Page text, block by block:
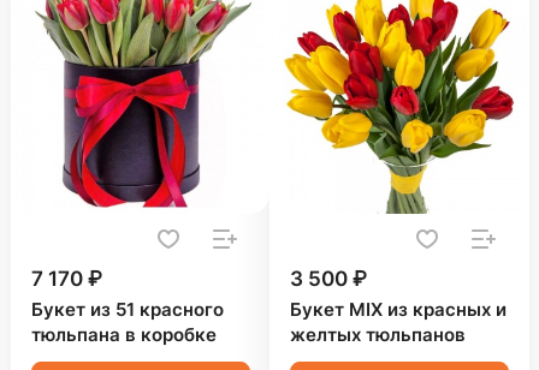
7 170 ₽
Букет из 51 красного
тюльпана в коробке
3 500 ₽
Букет MIX из красных и
желтых тюльпанов